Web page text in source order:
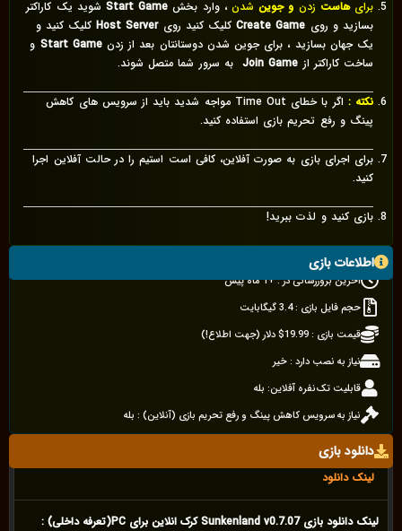
برایهاست زدن و جوینشدن ، وارد بخش Start Game شوید یک کاراکتر
بسازید و روی Create Gameکلیک کنید رویHost Serverکلیک کنید و
یک جهان بسازید ، برای جوین شدن دوستانتان بعد از زدنStart Game و
ساخت کاراکتر از Join Gameبه سرور شما متصل شوند.
نکته :
اگر با خطای Time Out مواجه شدید باید از سرویس های کاهش
پینگ و رفع تحریم بازی استفاده کنید.
برای اجرای بازی به صورت آفلاین، کافی است استیم را در حالت آفلاین اجرا
کنید.
بازی کنید و لذت ببرید!
اطلاعات بازی
آخرین بروزرسانی در :+1 ماه پیش
حجم فایل بازی : 3.4 گیگابایت
قیمت بازی : 19.99$ دلار (جهت اطلاع!)
نیاز به نصب دارد : خیر
قابلیت تک‌نفره آفلاین: بله
نیاز به سرویس کاهش پینگ و رفع تحریم بازی (آنلاین) : بله
دانلود بازی
لینک دانلود
لینک دانلود بازی Sunkenland v0.7.07 کرک انلاین برای PC(تعرفه داخلی) :